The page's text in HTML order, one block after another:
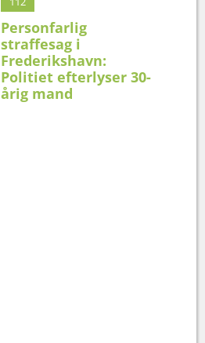
Personfarlig
straffesag i
Frederikshavn:
Politiet efterlyser 30-
årig mand